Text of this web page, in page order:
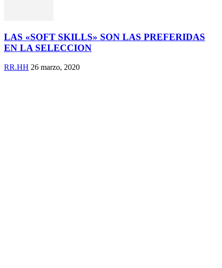
LAS «SOFT SKILLS» SON LAS PREFERIDAS
EN LA SELECCION
RR.HH 26 marzo, 2020